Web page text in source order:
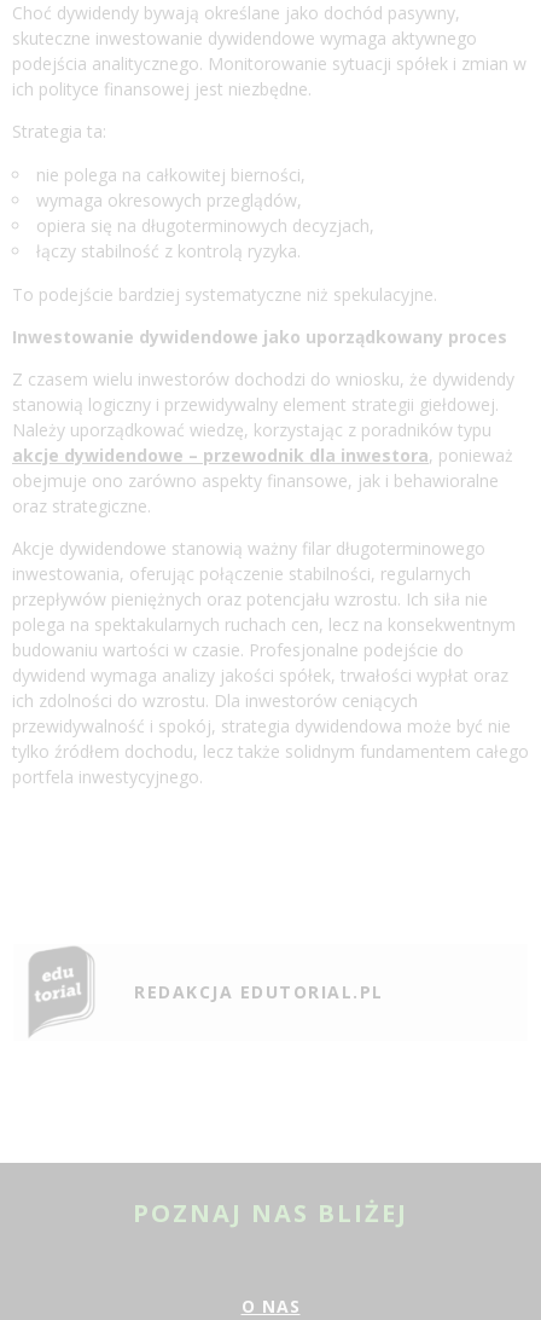
Choć dywidendy bywają określane jako dochód pasywny,
skuteczne inwestowanie dywidendowe wymaga aktywnego
podejścia analitycznego. Monitorowanie sytuacji spółek i zmian w
ich polityce finansowej jest niezbędne.
Strategia ta:
nie polega na całkowitej bierności,
wymaga okresowych przeglądów,
opiera się na długoterminowych decyzjach,
łączy stabilność z kontrolą ryzyka.
To podejście bardziej systematyczne niż spekulacyjne.
Inwestowanie dywidendowe jako uporządkowany proces
Z czasem wielu inwestorów dochodzi do wniosku, że dywidendy
stanowią logiczny i przewidywalny element strategii giełdowej.
Należy uporządkować wiedzę, korzystając z poradników typu
akcje dywidendowe – przewodnik dla inwestora, ponieważ
obejmuje ono zarówno aspekty finansowe, jak i behawioralne
oraz strategiczne.
Akcje dywidendowe stanowią ważny filar długoterminowego
inwestowania, oferując połączenie stabilności, regularnych
przepływów pieniężnych oraz potencjału wzrostu. Ich siła nie
polega na spektakularnych ruchach cen, lecz na konsekwentnym
budowaniu wartości w czasie. Profesjonalne podejście do
dywidend wymaga analizy jakości spółek, trwałości wypłat oraz
ich zdolności do wzrostu. Dla inwestorów ceniących
przewidywalność i spokój, strategia dywidendowa może być nie
tylko źródłem dochodu, lecz także solidnym fundamentem całego
portfela inwestycyjnego.
REDAKCJA EDUTORIAL.PL
POZNAJ NAS BLIŻEJ
O NAS